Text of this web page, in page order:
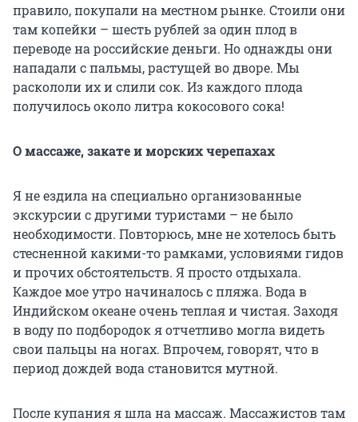
правило, покупали на местном рынке. Стоили они
там копейки – шесть рублей за один плод в
переводе на российские деньги. Но однажды они
нападали с пальмы, растущей во дворе. Мы
раскололи их и слили сок. Из каждого плода
получилось около литра кокосового сока!
О массаже, закате и морских черепахах
Я не ездила на специально организованные
экскурсии с другими туристами – не было
необходимости. Повторюсь, мне не хотелось быть
стесненной какими-то рамками, условиями гидов
и прочих обстоятельств. Я просто отдыхала.
Каждое мое утро начиналось с пляжа. Вода в
Индийском океане очень теплая и чистая. Заходя
в воду по подбородок я отчетливо могла видеть
свои пальцы на ногах. Впрочем, говорят, что в
период дождей вода становится мутной.
После купания я шла на массаж. Массажистов там